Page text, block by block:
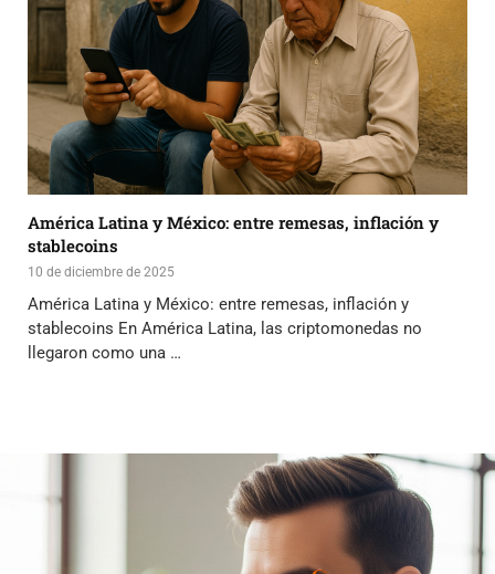
América Latina y México: entre remesas, inflación y
stablecoins
10 de diciembre de 2025
América Latina y México: entre remesas, inflación y
stablecoins En América Latina, las criptomonedas no
llegaron como una …